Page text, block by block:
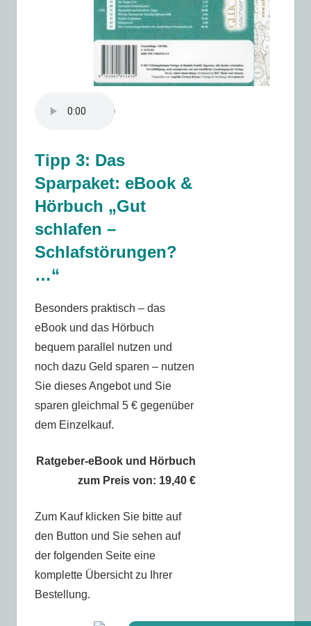
Tipp 3: Das
Sparpaket: eBook &
Hörbuch „Gut
schlafen –
Schlafstörungen?
…“
Besonders praktisch – das
eBook und das Hörbuch
bequem parallel nutzen und
noch dazu Geld sparen – nutzen
Sie dieses Angebot und Sie
sparen gleichmal 5 € gegenüber
dem Einzelkauf.
Ratgeber-eBook und Hörbuch
zum Preis von: 19,40 €
Zum Kauf klicken Sie bitte auf
den Button und Sie sehen auf
der folgenden Seite eine
komplette Übersicht zu Ihrer
Bestellung.